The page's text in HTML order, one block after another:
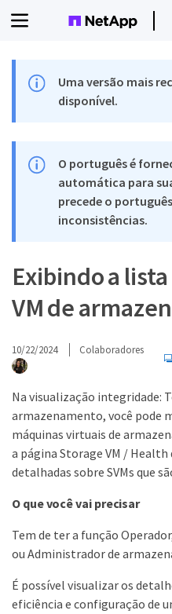
Uma versão mais
disponível.
O português é
automática para
precede o
inconsistências.
Exibindo a
VM de
10/22/2024 Colaboradores
Na visualização integridade:
armazenamento, você pode
máquinas virtuais de
a página Storage VM /
detalhadas sobre SVMs que
O que você vai precisar
Tem de ter a função
ou Administrador de
É possível visualizar os
eficiência e configuração de